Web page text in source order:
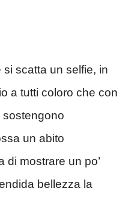
si scatta un selfie, in
a tutti coloro che con
sostengono
un abito
di mostrare un po’
bellezza la